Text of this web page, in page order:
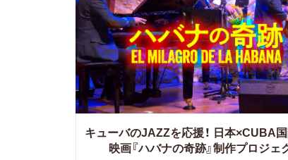
キューバのJAZZを応援！ 日本×CUBA国
映画『ハバナの奇跡』制作プロジェ